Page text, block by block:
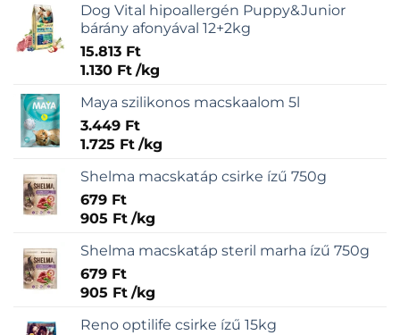
Dog Vital hipoallergén Puppy&Junior
bárány afonyával 12+2kg
15.813 Ft
1.130 Ft /kg
Maya szilikonos macskaalom 5l
3.449 Ft
1.725 Ft /kg
Shelma macskatáp csirke ízű 750g
679 Ft
905 Ft /kg
Shelma macskatáp steril marha ízű 750g
679 Ft
905 Ft /kg
Reno optilife csirke ízű 15kg